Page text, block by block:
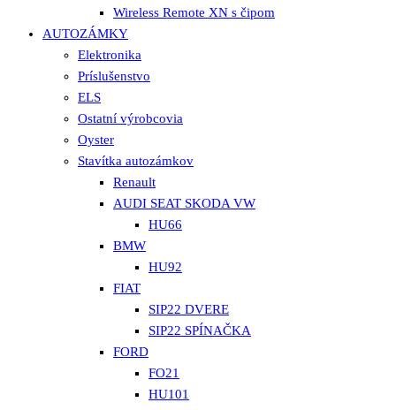
Wireless Remote XN s čipom
AUTOZÁMKY
Elektronika
Príslušenstvo
ELS
Ostatní výrobcovia
Oyster
Stavítka autozámkov
Renault
AUDI SEAT SKODA VW
HU66
BMW
HU92
FIAT
SIP22 DVERE
SIP22 SPÍNAČKA
FORD
FO21
HU101